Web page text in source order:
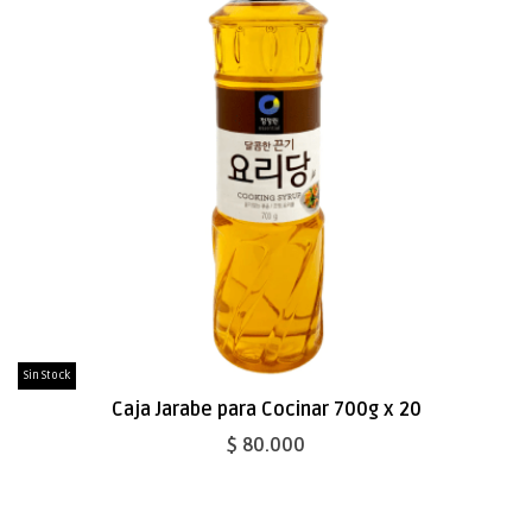
Sin Stock
Caja Jarabe para Cocinar 700g x 20
$ 80.000